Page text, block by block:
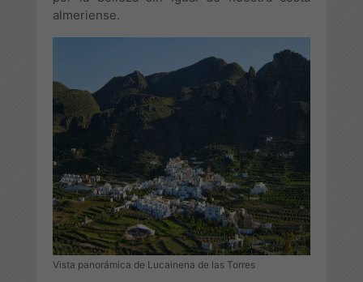
almeriense.
Vista panorámica de Lucainena de las Torres